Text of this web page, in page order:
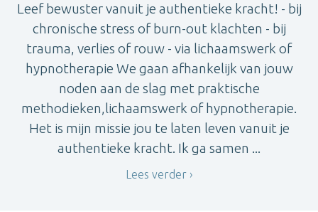
Leef bewuster vanuit je authentieke kracht! - bij
chronische stress of burn-out klachten - bij
trauma, verlies of rouw - via lichaamswerk of
hypnotherapie We gaan afhankelijk van jouw
noden aan de slag met praktische
methodieken,lichaamswerk of hypnotherapie.
Het is mijn missie jou te laten leven vanuit je
authentieke kracht. Ik ga samen ...
Lees verder